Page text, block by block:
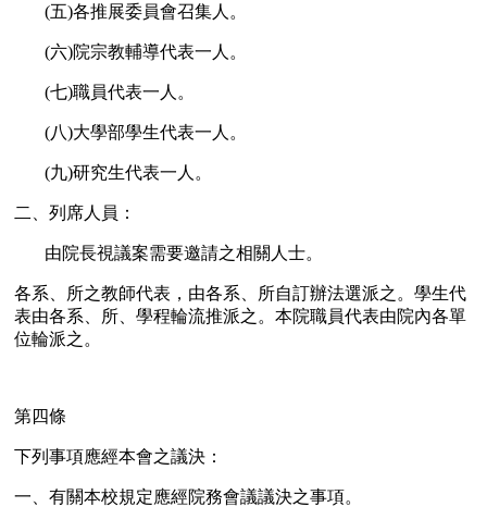
(五)各推展委員會召集人。
(六)院宗教輔導代表一人。
(七)職員代表一人。
(八)大學部學生代表一人。
(九)研究生代表一人。
二、列席人員：
由院長視議案需要邀請之相關人士。
各系、所之教師代表，由各系、所自訂辦法選派之。學生代
表由各系、所、學程輪流推派之。本院職員代表由院內各單
位輪派之。
第四條
下列事項應經本會之議決：
一、有關本校規定應經院務會議議決之事項。